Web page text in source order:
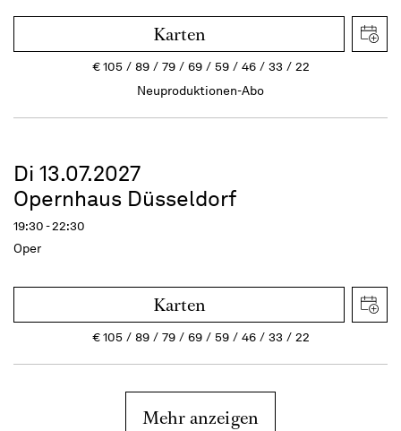
Karten
€105 89 79 69 59 46 33
22
Neuproduktionen-Abo
Di 13.07.2027
Opernhaus Düsseldorf
19:30 - 22:30
Oper
Karten
€105 89 79 69 59 46 33 22
Mehr anzeigen